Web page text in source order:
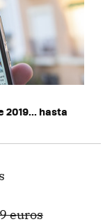
2019... hasta
euros